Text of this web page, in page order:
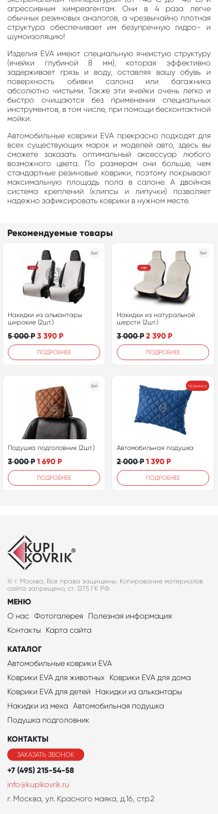
агрессивным химреагентам. Они в 4 раза легче
обычных резиновых аналогов, а чрезвычайно плотная
структура обеспечивает им безупречную гидро- и
шумоизоляцию!
Изделия EVA имеют специальную ячеистую структуру
(ячейки глубиной 8 мм), которая эффективно
задерживает грязь и воду, оставляя вашу обувь и
поверхность обивки салона или багажника
абсолютно чистыми. Также эти ячейки очень легко и
быстро очищаются без применения специальных
инструментов, в том числе, при помощи бесконтактной
мойки.
Автомобильные коврики EVA прекрасно подходят для
всех существующих марок и моделей авто, здесь вы
сможете заказать оптимальный аксессуар любого
возможного цвета. По размерам они больше, чем
стандартные резиновые коврики, поэтому покрывают
максимальную площадь пола в салоне. А двойная
система креплений (клипсы и липучки) позволяет
надежно зафиксировать коврики в нужном месте.
Рекомендуемые товары
Хит
Накидки из алькантары
широкие (2шт.)
5 000Р 3 390 Р
ПОДРОБНЕЕ
Хит
Накидки из натуральной
шерсти (2шт.)
3 000Р 2 390 Р
ПОДРОБНЕЕ
Хит
Подушка подголовник (2шт.)
3 000Р 1 690 Р
ПОДРОБНЕЕ
Новинка
Автомобильная подушка
2 000Р 1 390 Р
ПОДРОБНЕЕ
© г. Москва. Все права защищены. Копирование материалов
сайта запрещено, ст. 1275 ГК РФ.
МЕНЮ
О нас Фотогалерея
Полезная информация
Контакты
Карта сайта
КАТАЛОГ
Автомобильные коврики EVA
Коврики EVA для животных Коврики EVA для дома
Коврики EVA для детей
Накидки из алькантары
Накидки из меха Автомобильная подушка
Подушка подголовник
КОНТАКТЫ
ЗАКАЗАТЬ ЗВОНОК
+7 (495) 215-54-58
info@kupikovrik.ru
г. Москва, ул. Красного маяка, д.16, стр.2